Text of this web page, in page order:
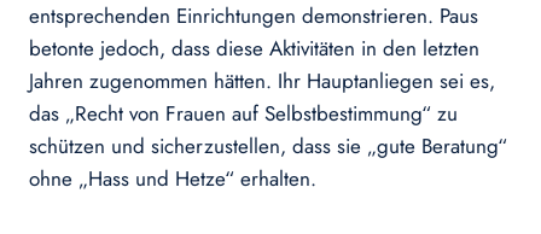
entsprechenden Einrichtungen demonstrieren. Paus
betonte jedoch, dass diese Aktivitäten in den letzten
Jahren zugenommen hätten. Ihr Hauptanliegen sei es,
das „Recht von Frauen auf Selbstbestimmung“ zu
schützen und sicherzustellen, dass sie „gute Beratung“
ohne „Hass und Hetze“ erhalten.